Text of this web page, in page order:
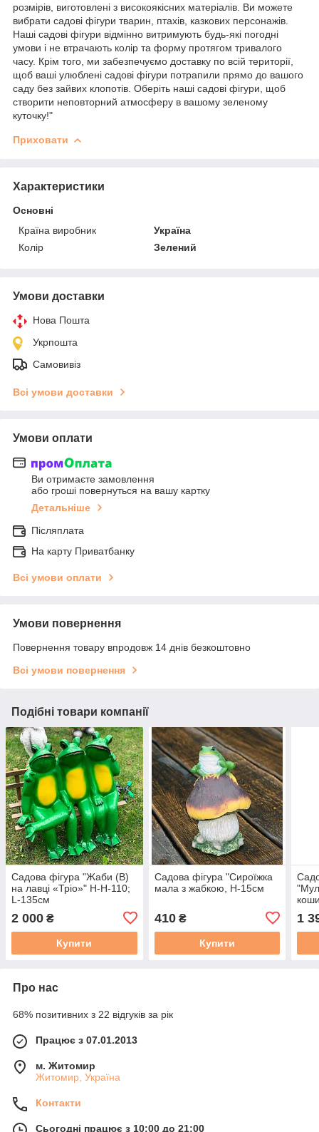
розмірів, виготовлені з високоякісних матеріалів. Ви можете
вибрати садові фігури тварин, птахів, казкових персонажів.
Наші садові фігури відмінно витримують будь-які погодні
умови і не втрачають колір та форму протягом тривалого
часу. Крім того, ми забезпечуємо доставку по всій території,
щоб ваші улюблені садові фігури потрапили прямо до вашого
саду без зайвих клопотів. Оберіть наші садові фігури, щоб
створити неповторний атмосферу в вашому зеленому
куточку!"
Приховати
Характеристики
Основні
Країна виробник
Україна
Колір
Зелений
Умови доставки
Нова Пошта
Укрпошта
Самовивіз
Всі умови доставки
Умови оплати
Ви отримаєте замовлення
або гроші повернуться на вашу картку
Детальніше
Післяплата
На карту Приватбанку
Всі умови оплати
Умови повернення
Повернення товару впродовж 14 днів безкоштовно
Всі умови повернення
Подібні товари компанії
Садова фігура "Жаби (В)
на лавці «Тріо»" Н-H-110;
L-135см
2 000 ₴
Купити
Садова фігура "Сироїжка
мала з жабкою, Н-15см
410₴
Купити
1
Про нас
68% позитивних з 22 відгуків за рік
Працює з 07.01.2013
м. Житомир
Житомир, Україна
Контакти
Сьогодні працює з 10:00 до 21:00